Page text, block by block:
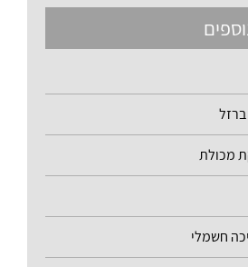
מכולת
חשמלי